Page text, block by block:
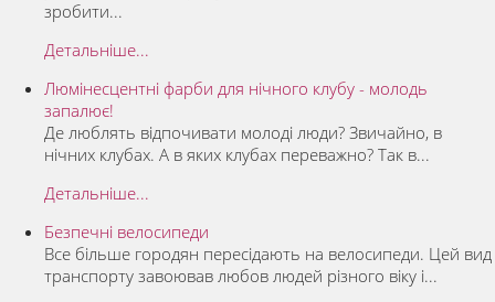
зробити...
Детальніше...
Люмінесцентні фарби для нічного клубу - молодь
запалює!
Де люблять відпочивати молоді люди? Звичайно, в
нічних клубах. А в яких клубах переважно? Так в...
Детальніше...
Безпечні велосипеди
Все більше городян пересідають на велосипеди. Цей вид
транспорту завоював любов людей різного віку і...